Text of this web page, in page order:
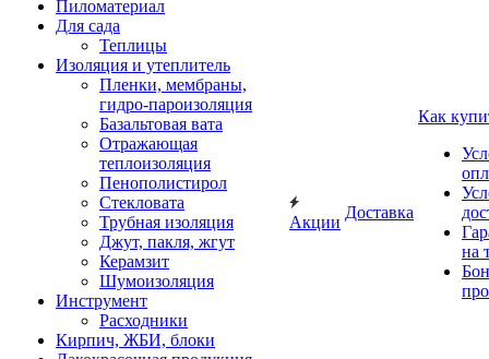
Пиломатериал
Для сада
Теплицы
Изоляция и утеплитель
Пленки, мембраны,
гидро-пароизоляция
Базальтовая вата
Отражающая
теплоизоляция
Пенополистирол
Стекловата
Трубная изоляция
Джут, пакля, жгут
Керамзит
Шумоизоляция
Инструмент
Расходники
Кирпич, ЖБИ, блоки
Акции
Доставка
Как
на